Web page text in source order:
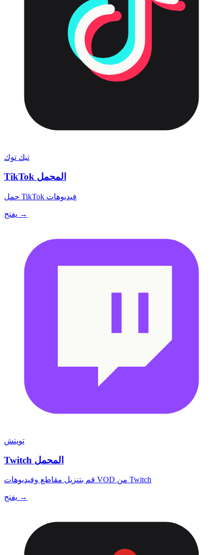
تيك توك
TikTok المحمل
حمل TikTok فيديوهات
يفتح →
تويتش
Twitch المحمل
قم بتنزيل مقاطع وفيديوهات VOD من Twitch
يفتح →